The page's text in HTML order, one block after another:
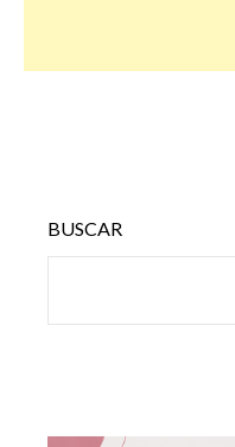
BUSCAR